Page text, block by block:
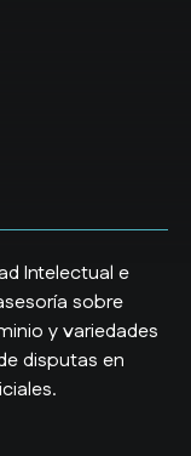
Intelectual e
sobre
y variedades
disputas en